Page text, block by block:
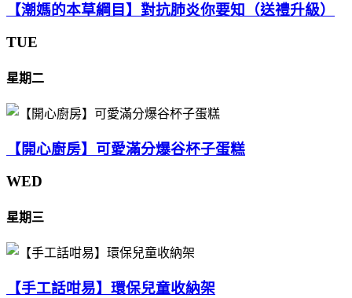
【潮媽的本草綱目】對抗肺炎你要知（送禮升級）
TUE
星期二
【開心廚房】可愛滿分爆谷杯子蛋糕
WED
星期三
【手工話咁易】環保兒童收納架